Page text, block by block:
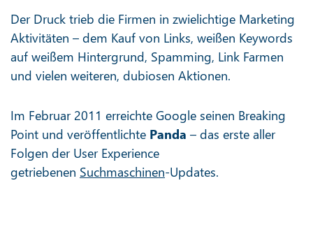
Der Druck trieb die Firmen in zwielichtige Marketing
Aktivitäten – dem Kauf von Links, weißen Keywords
auf weißem Hintergrund, Spamming, Link Farmen
und vielen weiteren, dubiosen Aktionen.
Im Februar 2011 erreichte Google seinen Breaking
Point und veröffentlichte Panda – das erste aller
Folgen der User Experience
getriebenen Suchmaschinen-Updates.